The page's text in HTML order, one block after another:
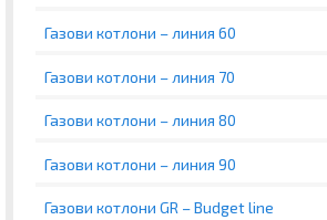
Газови котлони – линия 60
Газови котлони – линия 70
Газови котлони – линия 80
Газови котлони – линия 90
Газови котлони GR – Budget line